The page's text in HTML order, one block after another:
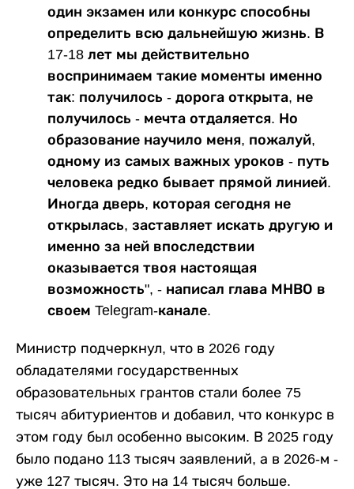
один экзамен или конкурс способны
определить всю дальнейшую жизнь. В
17-18 лет мы действительно
воспринимаем такие моменты именно
так: получилось - дорога открыта, не
получилось - мечта отдаляется. Но
образование научило меня, пожалуй,
одному из самых важных уроков - путь
человека редко бывает прямой линией.
Иногда дверь, которая сегодня не
открылась, заставляет искать другую и
именно за ней впоследствии
оказывается твоя настоящая
возможность", - написал глава МНВО в
своем Telegram-канале.
Министр подчеркнул, что в 2026 году
обладателями государственных
образовательных грантов стали более 75
тысяч абитуриентов и добавил, что конкурс в
этом году был особенно высоким. В 2025 году
было подано 113 тысяч заявлений, а в 2026-м -
уже 127 тысяч. Это на 14 тысяч больше.